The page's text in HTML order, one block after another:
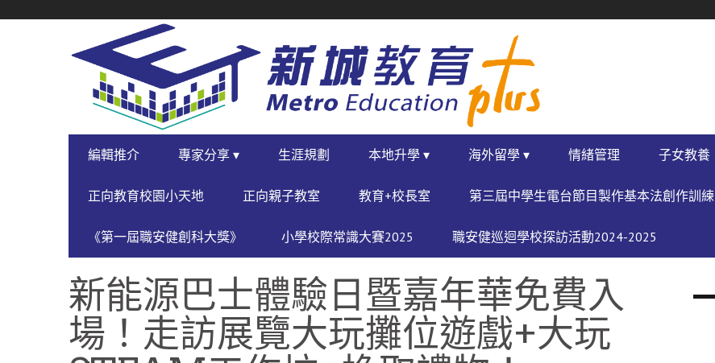
NAVIGATION
PRIMARY
NAVIGATION
編輯推介 專家分享 ▾ 生涯規劃 本地升學 ▾ 海外留學 ▾ 情緒管理 子女教養
正向教育校園小天地 正向親子教室 教育+校長室 第三屆中學生電台節目製作基本法創作訓練
《第一屆職安健創科大獎》 小學校際常識大賽2025 職安健巡迴學校探訪活動2024-2025
新能源巴士體驗日暨嘉年華免費入
場！走訪展覽大玩攤位遊戲+大玩